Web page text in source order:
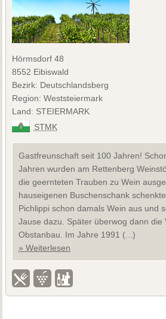
Hörmsdorf 48
8552 Eibiswald
Bezirk: Deutschlandsberg
Region: Weststeiermark
Land: STEIERMARK
STMK
Gastfreunschaft seit 100 Jahren!
Jahren wurden am Rettenberg
die geernteten Trauben zu Wein
hauseigenen Buschenschank
Pichlippi schon damals Wein aus und
Jause dazu. Später überwog dann die
Obstanbau. Im Jahre 1991 (...)
» Weiterlesen